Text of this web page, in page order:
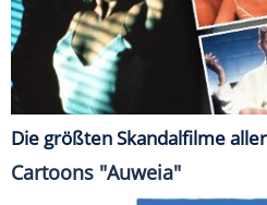
Die größten Skandalfilme
Cartoons "Auweia"